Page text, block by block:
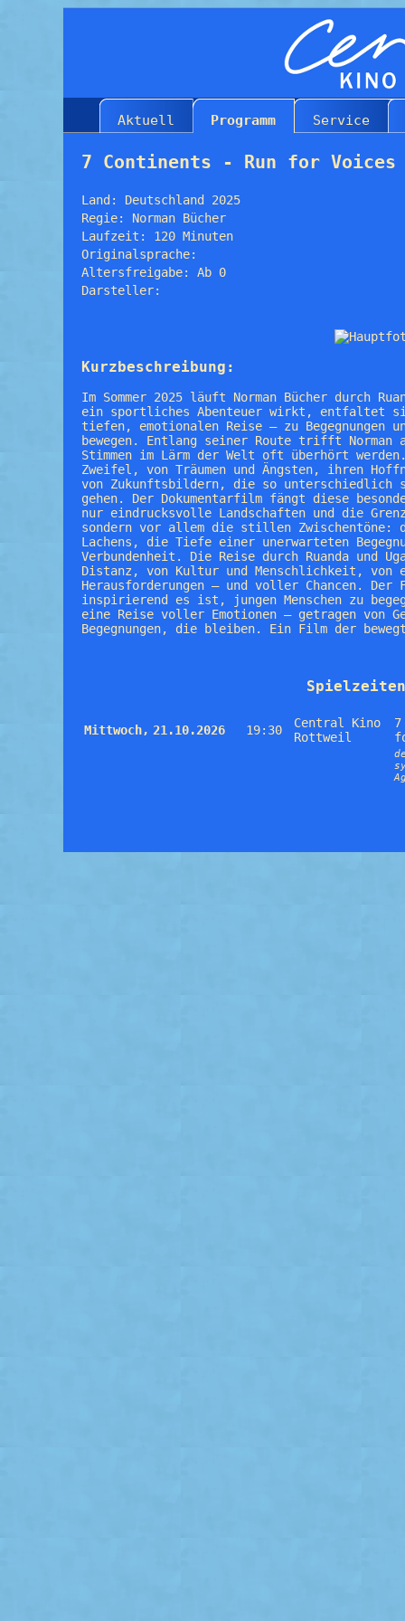
Aktuell Programm Service
7 Continents - Run for Voices
Land: Deutschland 2025
Regie: Norman Bücher
Laufzeit: 120 Minuten
Originalsprache:
Altersfreigabe: Ab 0
Darsteller:
Kurzbeschreibung:
Im Sommer 2025 läuft Norman Bücher durch
ein sportliches Abenteuer wirkt, entfaltet
tiefen, emotionalen Reise – zu Begegnungen
bewegen. Entlang seiner Route trifft Norman
Stimmen im Lärm der Welt oft überhört
Zweifel, von Träumen und Ängsten, ihren
von Zukunftsbildern, die so unterschiedlich
gehen. Der Dokumentarfilm fängt diese
nur eindrucksvolle Landschaften und die
sondern vor allem die stillen
Lachens, die Tiefe einer unerwarteten
Verbundenheit. Die Reise durch Ruanda und
Distanz, von Kultur und Menschlichkeit, von
Herausforderungen – und voller Chancen.
inspirierend es ist, jungen Menschen zu
eine Reise voller Emotionen – getragen von
Begegnungen, die bleiben. Ein Film der
Spielzeiten
Mittwoch, 21.10.2026 19:30
Central Kino
Rottweil